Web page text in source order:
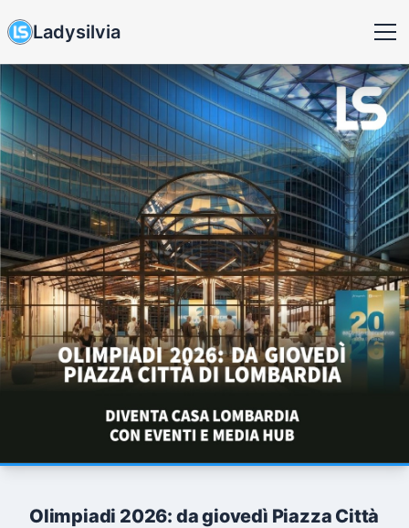
Ladysilvia
Olimpiadi 2026: da giovedì Piazza Città